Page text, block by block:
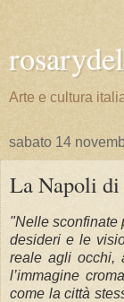
Arte e cultura
sabato 14
La Napoli
"Nelle sconfinate
desideri e le
reale agli occhi,
l’immagine
come la città